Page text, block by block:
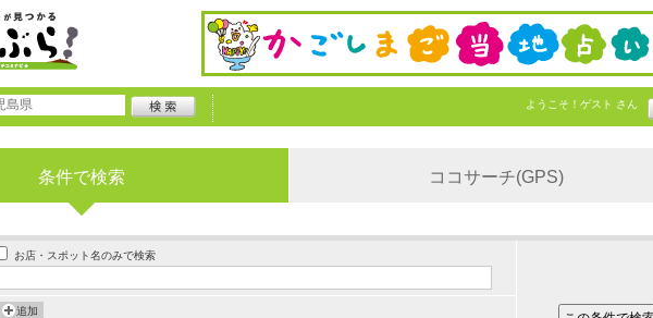
ようこそ！ ゲスト さん
条件で検索 ココサーチ(GPS)
お店・スポット名のみで検索
追加